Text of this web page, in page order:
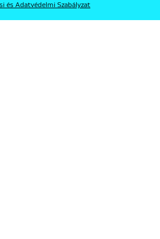
és Adatvédelmi Szabályzat